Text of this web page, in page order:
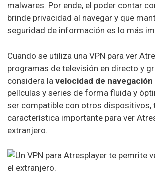
malwares. Por ende, el poder contar
brinde privacidad al navegar y que
seguridad de información es lo más
Cuando se utiliza una VPN para ver
programas de televisión en directo y
considera la velocidad de navegación
películas y series de forma fluida y
ser compatible con otros dispositivos,
característica importante para ver
extranjero.